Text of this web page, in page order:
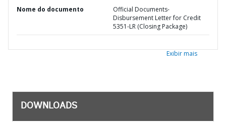
Nome do documento
Official Documents-
Disbursement Letter for Credit
5351-LR (Closing Package)
Exibir mais
DOWNLOADS